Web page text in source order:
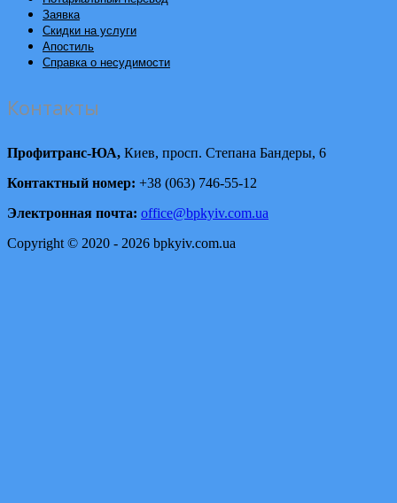
Заявка
Скидки на услуги
Апостиль
Справка о несудимости
Контакты
Профитранс-ЮА, Киев, просп. Степана Бандеры, 6
Контактный номер: +38 (063) 746-55-12
Электронная почта: office@bpkyiv.com.ua
Copyright © 2020 - 2026 bpkyiv.com.ua